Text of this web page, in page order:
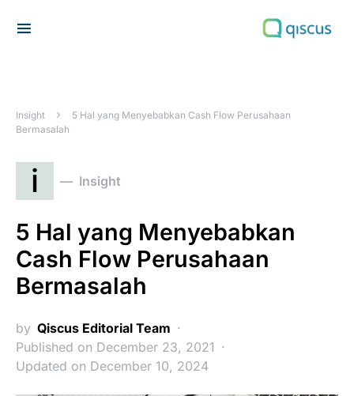
Insight
5 Hal yang Menyebabkan Cash Flow Perusahaan
Bermasalah
i Insight
5 Hal yang Menyebabkan
Cash Flow Perusahaan
Bermasalah
by Qiscus Editorial Team
Published on December 23, 2021
Updated on December 10, 2024